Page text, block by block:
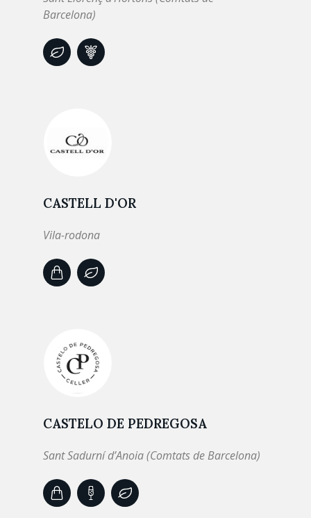
Barcelona)
CASTELL D'OR
Vila-rodona
CASTELO DE PEDREGOSA
Sant Sadurní d’Anoia (Comtats de Barcelona)